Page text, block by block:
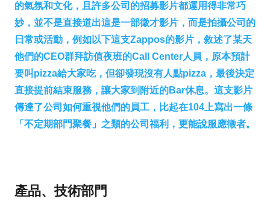
的氣氛和文化，且許多公司的招募影片都運用得非常巧
妙，並不是直接道出這是一部徵才影片，而是拍攝公司的
日常或活動，例如以下這支Zappos的影片，敘述了某天
他們的CEO群拜訪值夜班的Call Center人員，原本預計
要叫pizza給大家吃，但卻發現沒有人點pizza，最後決定
直接提前結束服務，讓大家到附近的Bar休息。這支影片
傳達了公司如何重視他們的員工，比起在104上寫出一條
「不定期部門聚餐」之類的公司福利，更能說服應徵者。
產品、技術部門